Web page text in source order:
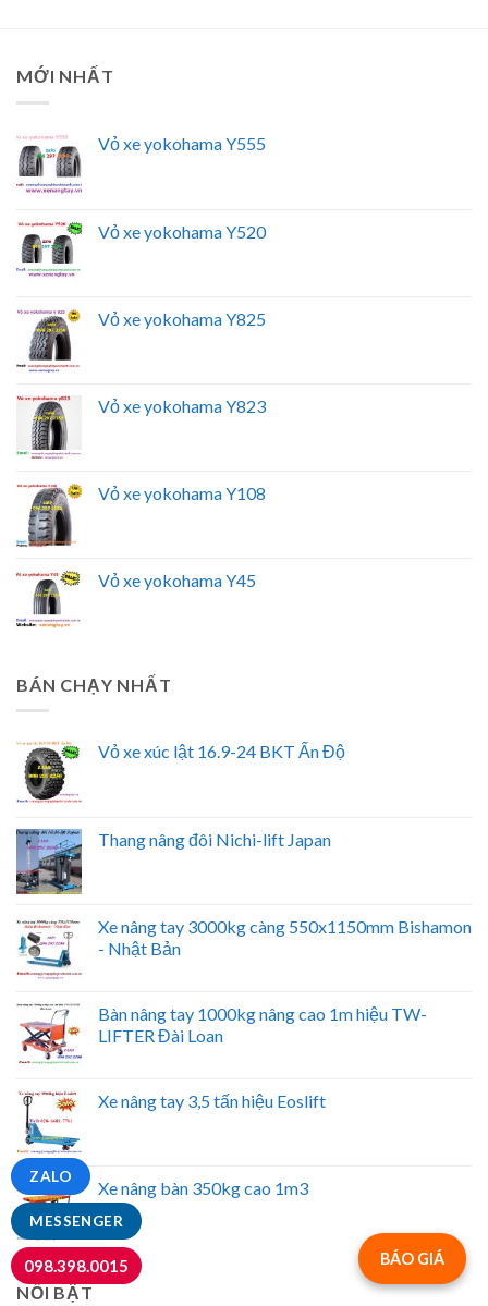
MESSENGER
ZALO
098.398.0015
MỚI NHẤT
Vỏ xe yokohama Y555
Vỏ xe yokohama Y520
Vỏ xe yokohama Y825
Vỏ xe yokohama Y823
Vỏ xe yokohama Y108
Vỏ xe yokohama Y45
BÁN CHẠY NHẤT
Vỏ xe xúc lật 16.9-24 BKT Ấn Độ
Thang nâng đôi Nichi-lift Japan
Xe nâng tay 3000kg càng 550x1150mm Bishamon
- Nhật Bản
Bàn nâng tay 1000kg nâng cao 1m hiệu TW-
LIFTER Đài Loan
Xe nâng tay 3,5 tấn hiệu Eoslift
Xe nâng bàn 350kg cao 1m3
NỔI BẬT
BÁO GIÁ